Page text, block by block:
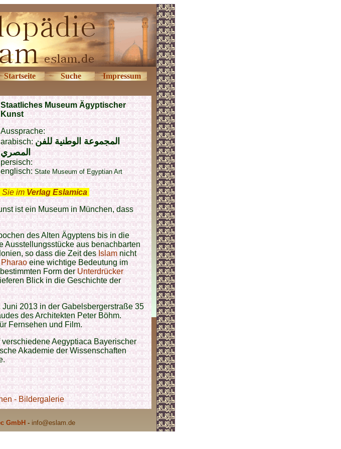
Startseite Suche Impressum
Staatliches Museum Ägyptischer
Kunst
Aussprache:
arabisch:المجموعة الوطنية للفن
المصري
persisch:
englisch:State Museum of Egyptian Art
Sie im Verlag Eslamica
ist ein Museum in München, dass
des Alten Ägyptens bis in die
Ausstellungsstücke aus benachbarten
so dass die Zeit desIslamnicht
Pharaoeine wichtige Bedeutung im
Form derUnterdrücker
Blick in die Geschichte der
2013 in der Gabelsbergerstraße 35
des Architekten Peter Böhm.
Fernsehen und Film.
Aegyptiaca Bayerischer
Akademie der Wissenschaften
- Bildergalerie
GmbH - info@eslam.de